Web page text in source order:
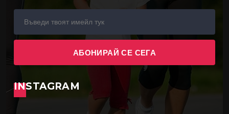
INSTAGRAM